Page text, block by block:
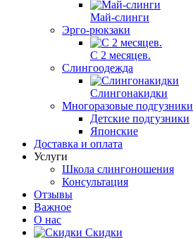
Май-слинги
Эрго-рюкзаки
С 2 месяцев.
Слингоодежда
Слингонакидки
Многоразовые подгузники
Детские подгузники
Японские
Доставка и оплата
Услуги
Школа слингоношения
Консультация
Отзывы
Важное
О нас
Скидки